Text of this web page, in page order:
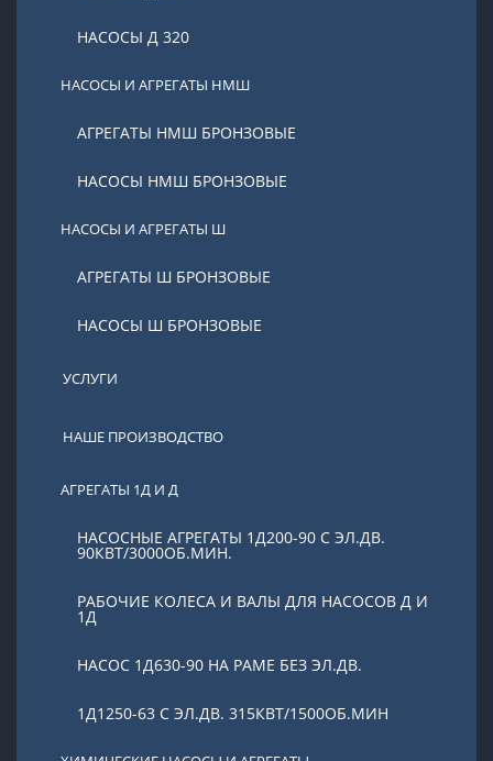
НАСОСЫ Д 320
НАСОСЫ И АГРЕГАТЫ НМШ
АГРЕГАТЫ НМШ БРОНЗОВЫЕ
НАСОСЫ НМШ БРОНЗОВЫЕ
НАСОСЫ И АГРЕГАТЫ Ш
АГРЕГАТЫ Ш БРОНЗОВЫЕ
НАСОСЫ Ш БРОНЗОВЫЕ
УСЛУГИ
НАШЕ ПРОИЗВОДСТВО
АГРЕГАТЫ 1Д И Д
НАСОСНЫЕ АГРЕГАТЫ 1Д200-90 С ЭЛ.ДВ.
90КВТ/3000ОБ.МИН.
РАБОЧИЕ КОЛЕСА И ВАЛЫ ДЛЯ НАСОСОВ Д И
1Д
НАСОС 1Д630-90 НА РАМЕ БЕЗ ЭЛ.ДВ.
1Д1250-63 С ЭЛ.ДВ. 315КВТ/1500ОБ.МИН